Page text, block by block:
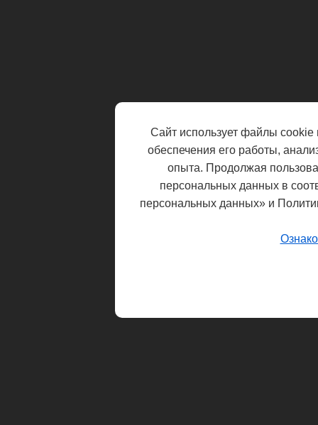
Сайт использует файлы cookie
обеспечения его работы,
опыта. Продолжая
персональных данных в
персональных данных» и